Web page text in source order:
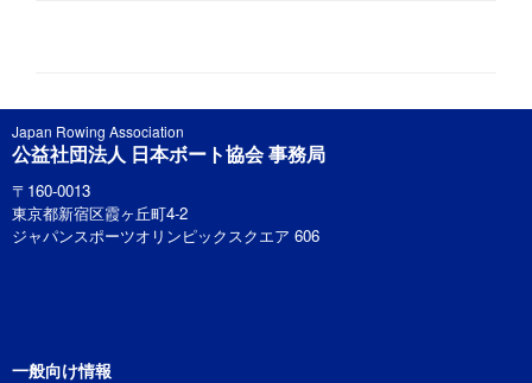
Japan Rowing Association
公益社団法人 日本ボート協会 事務局
〒160-0013
東京都新宿区霞ヶ丘町4-2
ジャパンスポーツオリンピックスクエア 606
一般向け情報